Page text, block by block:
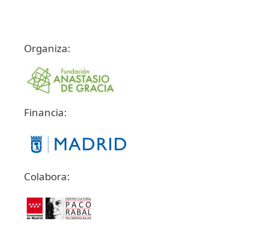
Organiza:
Financia:
Colabora: